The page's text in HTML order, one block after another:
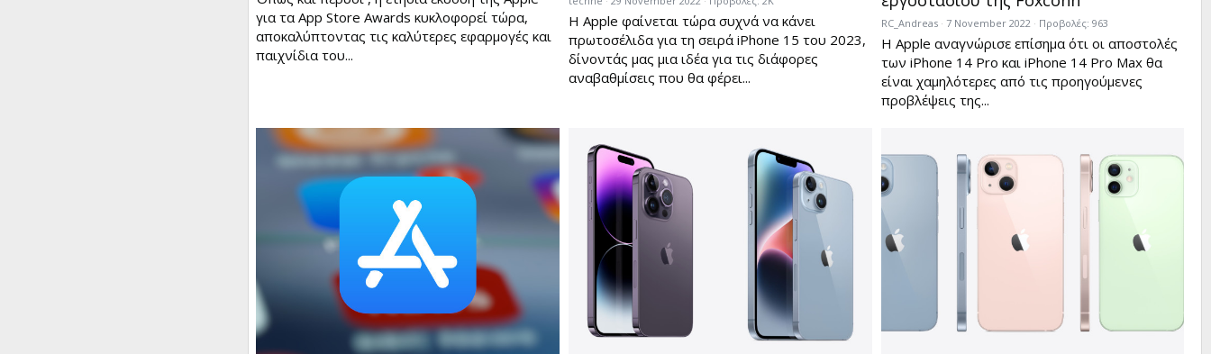
για τα App Store Awards κυκλοφορεί τώρα,
αποκαλύπτοντας τις καλύτερες εφαρμογές και
παιχνίδια του...
Η Apple φαίνεται τώρα συχνά να κάνει
πρωτοσέλιδα για τη σειρά iPhone 15 του 2023,
δίνοντάς μας μια ιδέα για τις διάφορες
αναβαθμίσεις που θα φέρει...
RC_Andreas 7 November 2022 Προβολές: 963
Η Apple αναγνώρισε επίσημα ότι οι αποστολές
των iPhone 14 Pro και iPhone 14 Pro Max θα
είναι χαμηλότερες από τις προηγούμενες
προβλέψεις της...